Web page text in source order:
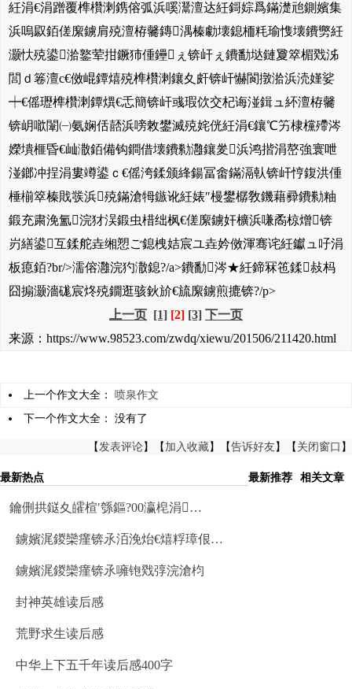
紝涓€涓蹭覆榫欑溂鎸傛弧浜嗘灊澶达紝鎶婃爲鏋濋兘鍘嬪集
浜嗚叞銆傞緳鐪肩殑澶栫毊鏄湡榛勮壊鎴栭粍瑜愯壊鐨勶紝
灏忕殑鍙湁鐜荤拑鐝犻偅鑸ぇ锛屽ぇ鐨勫垯鏈夐箤楣戣泲
閭ｄ箞澶с€傚崐鐔熺殑榫欑溂鑲夊皯锛屽懗閬撴湁浜涜嫤娑
┿€傜瓑榫欑溂鐔熼€忎簡锛屽彧瑕佽交杞诲湴鍓ュ紑澶栫毊
锛岄噷闈㈠氨娴佸嚭浜嗙敇鐢滅殑姹侊紝涓€鑲℃竻棣欓殢涔
嬫墤榧昏€屾潵銆備钩鐧借壊鐨勬灉鑲夎浜鸿揩涓嶅強寰呭
湴鎯冲挰涓婁竴鍙ｃ€傜洿鍒颁綘鍚冨畬鏋滆倝锛屽悙鍑洪偅
棰椾箤榛戝彂浜殑鏋滄牳鏃讹紝婊″槾鐢樼敎鐖藉彛鐨勬粙
鍛充粛浼氳浣犲洖鍛虫棤绌枫€傞緳鐪奸櫎浜嗛矞椋熷锛
岃繕鍙互鍒舵垚缃愬ご鎴栧姞宸ユ垚妗傚渾骞诧紝钀ュ吇涓
板瘜銆?br/>濡傛灉浣犳潵鎴?/a>鐨勫涔★紝鍗冧竾鍒敊杩
囧搧灏濇硥宸炵殑鐗逛骇鈥斺€旈緳鐪煎摝锛?/p>
上一页 [1] [2] [3] 下一页
来源：https://www.98523.com/zwdq/xiewu/201506/211420.html
上一个作文大全： 喷泉作文
下一个作文大全： 没有了
【发表评论】【 加入收藏】【告诉好友】【 关闭窗口 】
最新热点 最新推荐 相关文章
鑰侀拱鎹夊皬楦′綔鏂?00瀛梍涓…
鐪嬪浘鍐欒瘽锛氶洦浼炲€熺粰璋佷…
鐪嬪浘鍐欒瘽锛氶噰铇戣弴浣滄枃
封神英雄读后感
荒野求生读后感
中华上下五千年读后感400字